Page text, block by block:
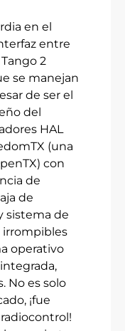
en el
entre
2
se manejan
de ser el
del
HAL
(una
con
de
de
sistema de
operativo
No es solo
¡fue